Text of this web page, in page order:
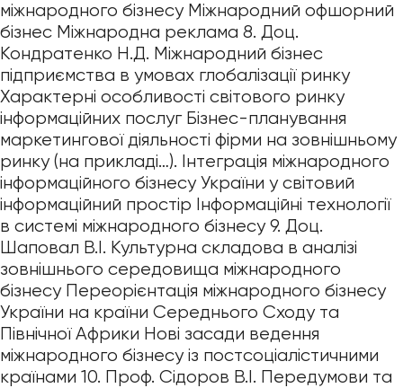
міжнародного бізнесу Міжнародний офшорний
бізнес Міжнародна реклама 8. Доц.
Кондратенко Н.Д. Міжнародний бізнес
підприємства в умовах глобалізації ринку
Характерні особливості світового ринку
інформаційних послуг Бізнес-планування
маркетингової діяльності фірми на зовнішньому
ринку (на прикладі…). Інтеграція міжнародного
інформаційного бізнесу України у світовий
інформаційний простір Інформаційні технології
в системі міжнародного бізнесу 9. Доц.
Шаповал В.І. Культурна складова в аналізі
зовнішнього середовища міжнародного
бізнесу Переорієнтація міжнародного бізнесу
України на країни Середнього Сходу та
Північної Африки Нові засади ведення
міжнародного бізнесу із постсоціалістичними
країнами 10. Проф. Сідоров В.І. Передумови та